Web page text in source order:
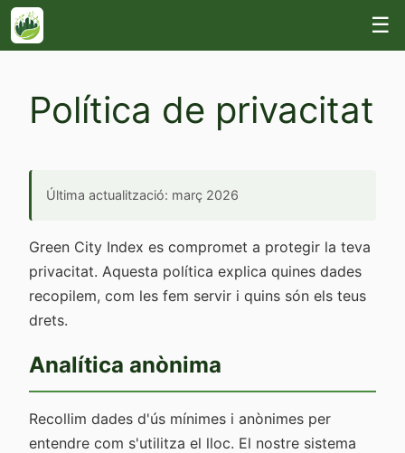
☰
Política de privacitat
Última actualització: març 2026
Green City Index es compromet a protegir la teva
privacitat. Aquesta política explica quines dades
recopilem, com les fem servir i quins són els teus
drets.
Analítica anònima
Recollim dades d'ús mínimes i anònimes per
entendre com s'utilitza el lloc. El nostre sistema